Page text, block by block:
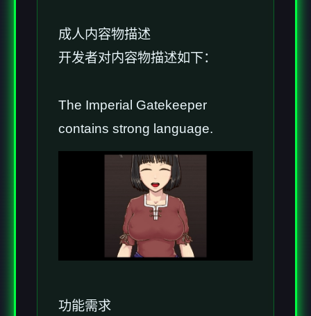
成人内容物描述
开发者对内容物描述如下：
The Imperial Gatekeeper
contains strong language.
功能需求